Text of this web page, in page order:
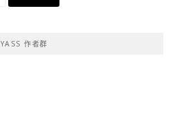
YASS 作者群